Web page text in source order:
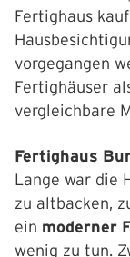
Fertighaus
vorgegangen
Fertighäuser
vergleichbare
Fertighaus
Lange war die
zu altbacken,
ein moderner
wenig zu tun.